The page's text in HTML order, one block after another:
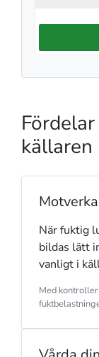
källaren
När fuktig
bildas lätt
vanligt i
Med